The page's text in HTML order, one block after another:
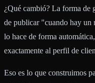
¿Qué cambió? La forma de
de publicar "cuando hay un
lo hace de forma
exactamente al perfil de
Eso es lo que construimos